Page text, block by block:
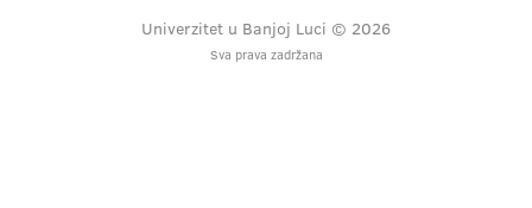
Univerzitet u Banjoj Luci © 2026
Sva prava zadržana